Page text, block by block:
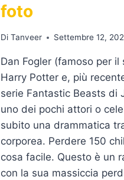
foto
Di Tanveer Settembre 12,
Dan Fogler (famoso per il
Harry Potter e, più
serie Fantastic Beasts di
uno dei pochi attori o
subito una drammatica
corporea. Perdere 150
cosa facile. Questo è un
con la sua massiccia